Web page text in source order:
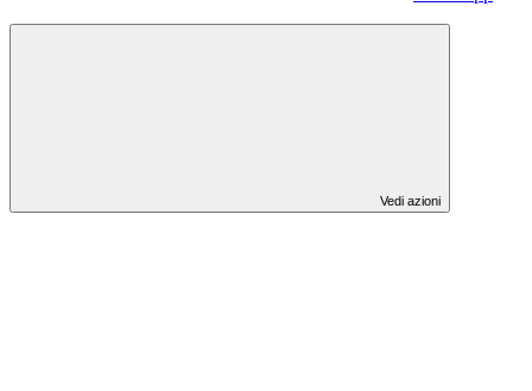
Vedi azioni